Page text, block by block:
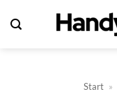
Inhalt
Start »